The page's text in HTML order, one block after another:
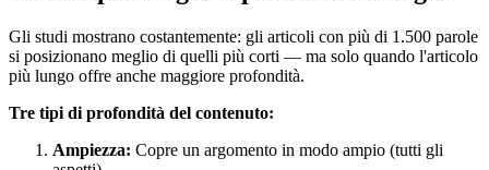
Gli studi mostrano costantemente: gli articoli con più di 1.500 parole
si posizionano meglio di quelli più corti — ma solo quando l'articolo
più lungo offre anche maggiore profondità.
Tre tipi di profondità del contenuto:
Ampiezza: Copre un argomento in modo ampio (tutti gli